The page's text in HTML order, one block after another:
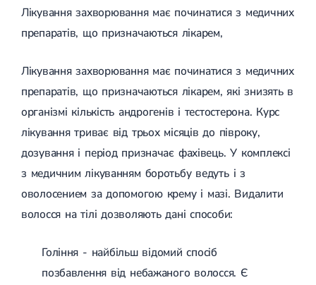
Лікування захворювання має починатися з медичних
препаратів, що призначаються лікарем,
Лікування захворювання має починатися з медичних
препаратів, що призначаються лікарем, які знизять в
організмі кількість андрогенів і тестостерона. Курс
лікування триває від трьох місяців до півроку,
дозування і період призначає фахівець. У комплексі
з медичним лікуванням боротьбу ведуть і з
оволосением за допомогою крему і мазі. Видалити
волосся на тілі дозволяють дані способи:
Гоління - найбільш відомий спосіб
позбавлення від небажаного волосся. Є